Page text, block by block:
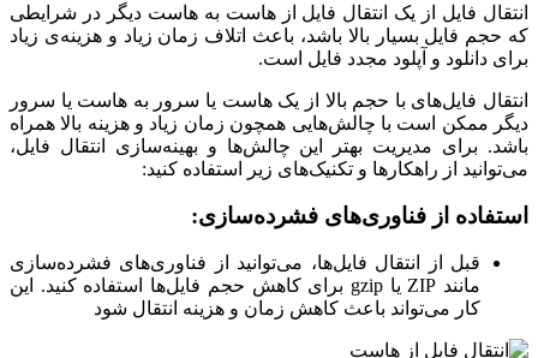
انتقال فایل از یک انتقال فایل از هاست به هاست دیگر در شرایطی
که حجم فایل بسیار بالا باشد، باعث اتلاف زمان زیاد و هزینه‌ی زیاد
برای دانلود و آپلود مجدد فایل است.
انتقال فایل‌های با حجم بالا از یک هاست یا سرور به هاست یا سرور
دیگر ممکن است با چالش‌هایی همچون زمان زیاد و هزینه بالا همراه
باشد. برای مدیریت بهتر این چالش‌ها و بهینه‌سازی انتقال فایل،
می‌توانید از راهکارها و تکنیک‌های زیر استفاده کنید:
استفاده از فناوری‌های فشرده‌سازی:
قبل از انتقال فایل‌ها، می‌توانید از فناوری‌های فشرده‌سازی
مانند ZIP یا gzip برای کاهش حجم فایل‌ها استفاده کنید. این
کار می‌تواند باعث کاهش زمان و هزینه انتقال شود